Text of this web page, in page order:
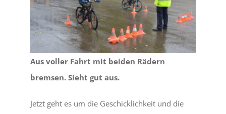
Aus voller Fahrt mit beiden Rädern
bremsen. Sieht gut aus.
Jetzt geht es um die Geschicklichkeit und die